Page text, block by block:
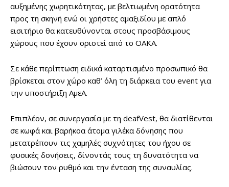
αυξημένης χωρητικότητας, με βελτιωμένη ορατότητα
προς τη σκηνή ενώ οι χρήστες αμαξιδίου με απλό
εισιτήριο θα κατευθύνονται στους προσβάσιμους
χώρους που έχουν οριστεί από το ΟΑΚΑ.
Σε κάθε περίπτωση ειδικά καταρτισμένο προσωπικό θα
βρίσκεται στον χώρο καθ’ όλη τη διάρκεια του event για
την υποστήριξη ΑμεΑ.
Επιπλέον, σε συνεργασία με τη deafVest, θα διατίθενται
σε κωφά και βαρήκοα άτομα γιλέκα δόνησης που
μετατρέπουν τις χαμηλές συχνότητες του ήχου σε
φυσικές δονήσεις, δίνοντάς τους τη δυνατότητα να
βιώσουν τον ρυθμό και την ένταση της συναυλίας.